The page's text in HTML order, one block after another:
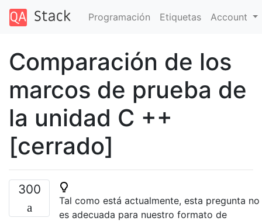
Programación Etiquetas Account
Comparación de los
marcos de prueba de
la unidad C ++
[cerrado]
300
Tal como está actualmente, esta pregunta no
es adecuada para nuestro formato de